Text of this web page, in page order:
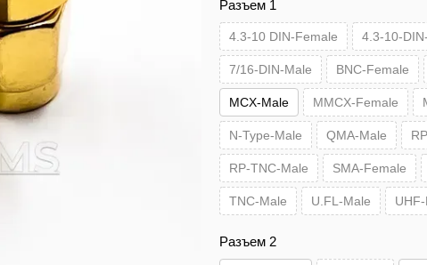
Разъем 1
4.3-10 DIN-Female 4.3-10-
7/16-DIN-Male BNC-Female
MCX-Male MMCX-Female
N-Type-Male QMA-Male
RP-TNC-Male SMA-Female
TNC-Male U.FL-Male
Разъем 2